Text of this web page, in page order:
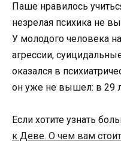
Паше нравилось
незрелая психика не
У молодого человека
агрессии,
оказался в
он уже не вышел: в 29
Если хотите узнать
к Деве. О чем вам